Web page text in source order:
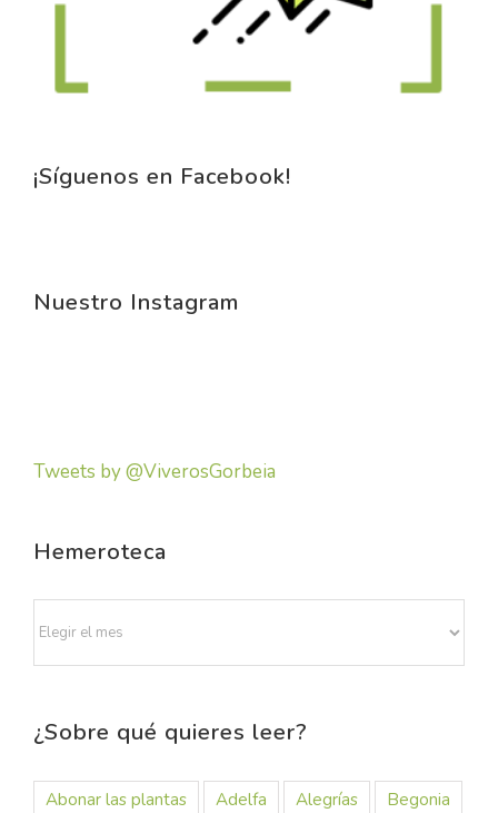
¡Síguenos en Facebook!
Nuestro Instagram
Tweets by @ViverosGorbeia
Hemeroteca
¿Sobre qué quieres leer?
Abonar las plantas Adelfa Alegrías
Begonia